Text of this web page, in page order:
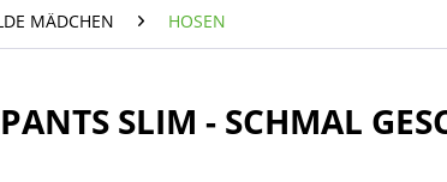
MÄDCHEN HOSEN
SLIM - SCHMAL